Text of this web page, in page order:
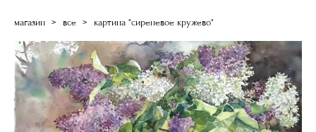
магазин > все > картина "сиреневое кружево"